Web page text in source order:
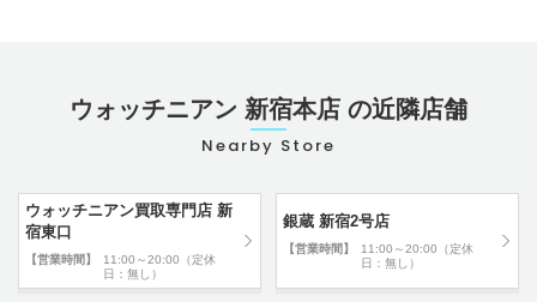
ウォッチニアン 新宿本店 の近隣店舗
Nearby Store
ウォッチニアン買取専門店 新
宿東口
【営業時間】
11:00～20:00（定休
日：無し）
銀蔵 新宿2号店
【営業時間】
11:00～20:00（定休
日：無し）